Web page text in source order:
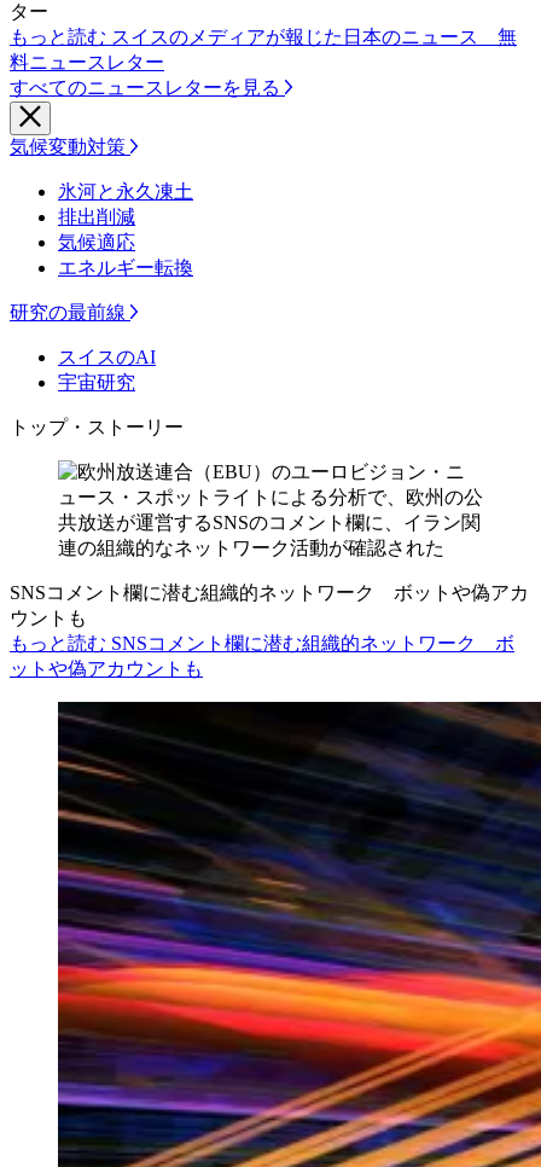
ター
もっと読む スイスのメディアが報じた日本のニュース 無
料ニュースレター
すべてのニュースレターを見る
気候変動対策
氷河と永久凍土
排出削減
気候適応
エネルギー転換
研究の最前線
スイスのAI
宇宙研究
トップ・ストーリー
SNSコメント欄に潜む組織的ネットワーク ボットや偽アカ
ウントも
もっと読む SNSコメント欄に潜む組織的ネットワーク ボ
ットや偽アカウントも